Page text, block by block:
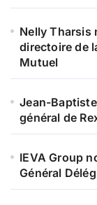
Nelly Tharsis
directoire de
Mutuel
Jean-
général de
IEVA Group
Général